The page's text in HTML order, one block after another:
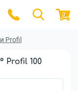
0
Profil
Profil 100